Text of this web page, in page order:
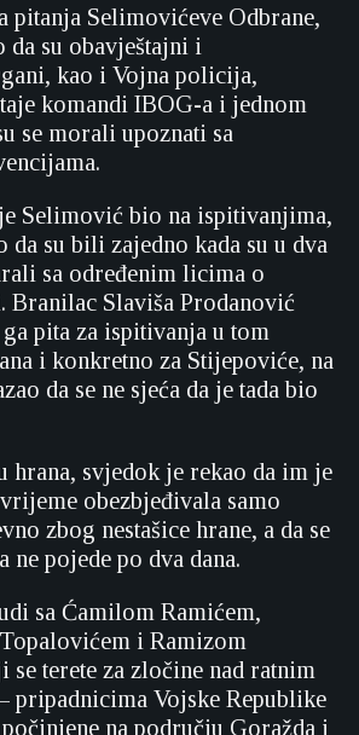
pitanja Selimovićeve Odbrane,
da su obavještajni i
kao i Vojna policija,
komandi IBOG-a i jednom
se morali upoznati sa
Selimović bio na ispitivanjima,
da su bili zajedno kada su u dva
sa određenim licima o
Branilac Slaviša Prodanović
pita za ispitivanja u tom
i konkretno za Stijepoviće, na
da se ne sjeća da je tada bio
hrana, svjedok je rekao da im je
obezbjeđivala samo
zbog nestašice hrane, a da se
ne pojede po dva dana.
sa Ćamilom Ramićem,
i Ramizom
terete za zločine nad ratnim
pripadnicima Vojske Republike
na području Goražda i